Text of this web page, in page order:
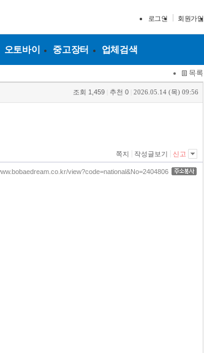
로그인 회원가입
오토바이 중고장터 업체검색
목록
조회 1,459 추천 0 2026.05.14 (목) 09:56
쪽지 작성글보기 신고
view?code=national&No=2404806